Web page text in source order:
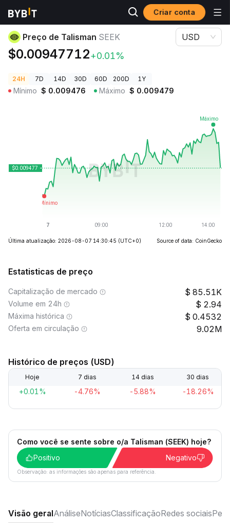
Criar conta
Preços de Criptomoedas Preço de Talisman SEEK
Preço de Talisman SEEK
$0.00947712+0.01%
USD
24H 7D 14D 30D 60D 200D 1Y
Mínimo $ 0.009476 Máximo $ 0.009479
Última atualização: 2026-08-07 14:30:45 (UTC+0) Source of data: CoinGecko
Estatisticas de preço
Capitalização de mercado 85.51K
Volume em 24h 2.94
Máxima histórica 0.4532
Oferta em circulação 9.02M
Histórico de preços (USD)
Hoje 7 dias 14 dias 30 dias
+0.01% -4.76% -5.88% -18.26%
Como você se sente sobre o/a Talisman (SEEK) hoje?
Positivo
Negativo
Observação: as informações são apenas para referência.
Visão geralAnáliseNotíciasClassificaçãoRedes sociais